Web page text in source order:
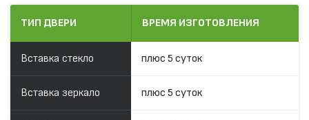
ТИП ДВЕРИ ВРЕМЯ ИЗГОТОВЛЕНИЯ
Вставка стекло плюс 5 суток
Вставка зеркало плюс 5 суток